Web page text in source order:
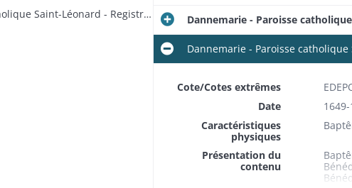
Dannemarie - Paroisse catholique Saint-Léonard - Registres de baptêmes, mariages et sépultures
Dannemarie - Paroisse
Dannemarie - Paroisse
Cote/Cotes extrêmes
Date
Caractéristiques
physiques
Présentation du
contenu